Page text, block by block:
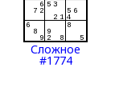
Сложное
#1774